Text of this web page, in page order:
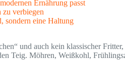
Ernährung passt
verbiegen
sondern eine Haltung
und auch kein klassischer
Teig. Möhren, Weißkohl,